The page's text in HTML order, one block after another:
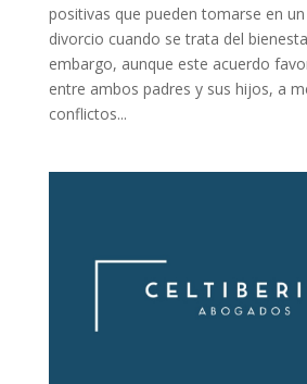
positivas que pueden tomarse en
divorcio cuando se trata del
embargo, aunque este acuerdo
entre ambos padres y sus hijos, a
conflictos...